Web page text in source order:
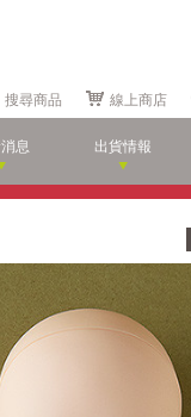
搜尋商品 線上商店
息 出貨情報